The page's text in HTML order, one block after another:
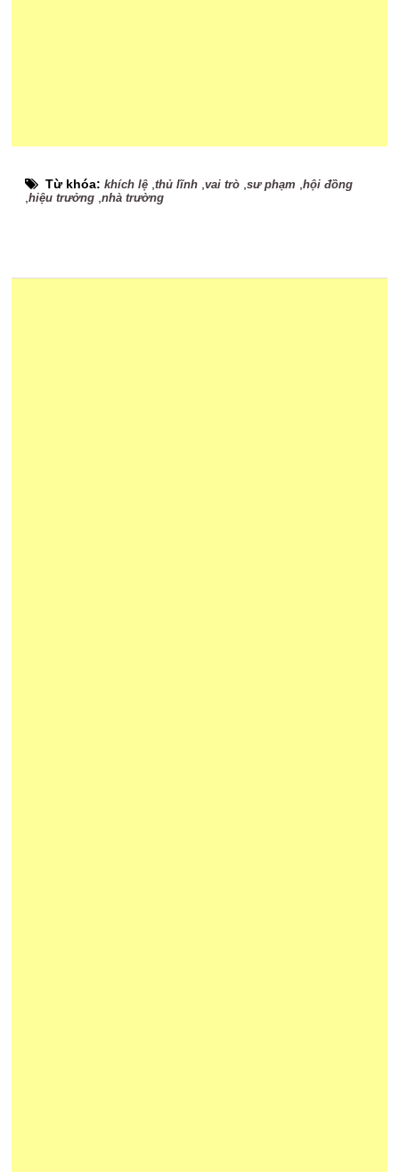
Từ khóa:khích lệ ,thủ lĩnh ,vai trò ,sư phạm ,hội đồng
,hiệu trưởng ,nhà trường